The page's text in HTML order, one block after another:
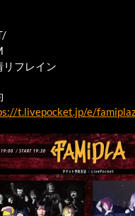
リフレイン
t.livepocket.jp/e/